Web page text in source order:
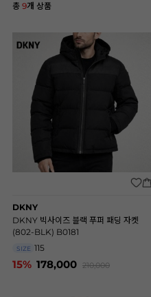
총 9개 상품
DKNY
DKNY 빅사이즈 블랙 푸퍼 패딩 자켓
(802-BLK) B0181
SIZE 115
15% 178,000 210,000